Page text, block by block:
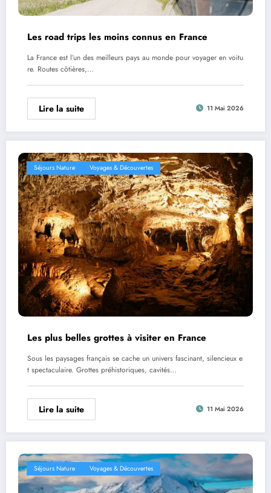
Les road trips les moins connus en France
La France est l’un des meilleurs pays au monde pour voyager en voitu
re. Routes côtières,…
Lire la suite 11 Mai 2026
Séjours Nature Voyages & Découvertes
Les plus belles grottes à visiter en France
Sous les paysages français se cache un univers fascinant, silencieux e
t spectaculaire. Grottes préhistoriques, cavités…
Lire la suite 11 Mai 2026
Séjours Nature Voyages & Découvertes